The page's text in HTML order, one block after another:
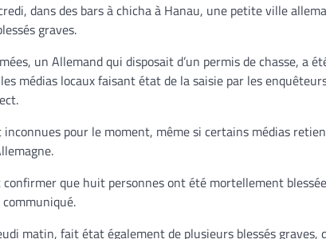
dans des bars à chicha à Hanau, une petite ville
graves.
un Allemand qui disposait d’un permis de chasse, a
médias locaux faisant état de la saisie par les
inconnues pour le moment, même si certains médias
que huit personnes ont été mortellement
matin, fait état également de plusieurs blessés graves,